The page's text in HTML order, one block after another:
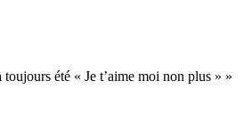
été « Je t’aime moi non plus » »